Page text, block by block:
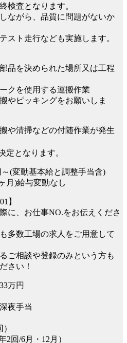
検査となります。
ながら、品質に問題がないか
スト走行なども実施します。
品を決められた場所又は工程
クを使用する運搬作業
やピッキングをお願いしま
や清掃などの付随作業が発生
定となります。
～(変動基本給と調整手当含)
月)給与変動なし
】
に、お仕事NO.をお伝えくださ
多数工場の求人をご用意して
ご相談や登録のみという方も
さい！
万円
夜手当
回/6月・12月）